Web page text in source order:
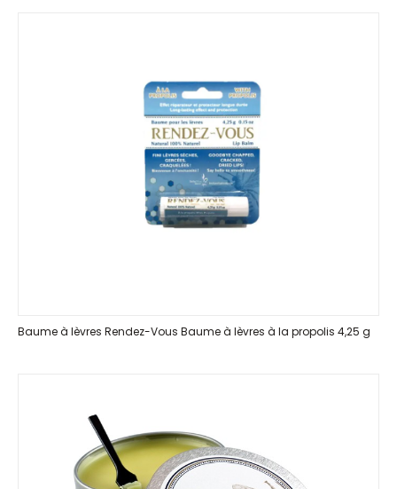
Baume à lèvres Rendez-Vous Baume à lèvres à la propolis 4,25 g